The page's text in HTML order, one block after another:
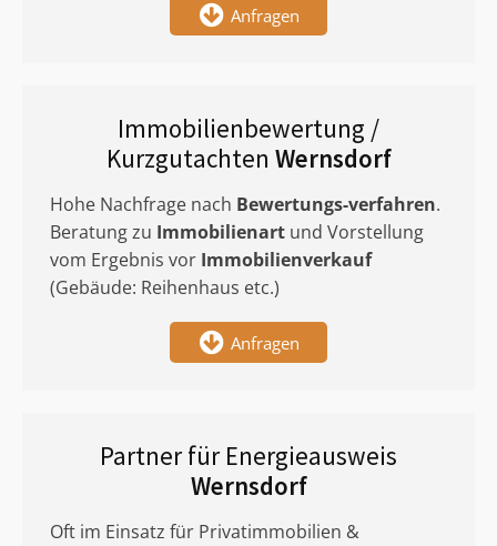
Anfragen
Immobilienbewertung /
Kurzgutachten Wernsdorf
Hohe Nachfrage nach Bewertungs-verfahren.
Beratung zu Immobilienart und Vorstellung
vom Ergebnis vor Immobilienverkauf
(Gebäude: Reihenhaus etc.)
Anfragen
Partner für Energieausweis
Wernsdorf
Oft im Einsatz für Privatimmobilien &